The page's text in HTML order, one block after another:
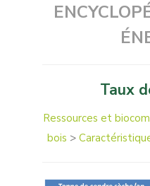
Taux
Ressources et
bois >